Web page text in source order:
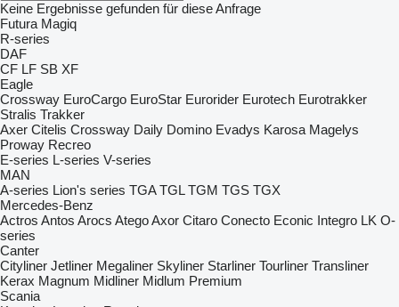
Keine Ergebnisse gefunden für diese Anfrage
Futura Magiq
R-series
DAF
CF LF SB XF
Eagle
Crossway EuroCargo EuroStar Eurorider Eurotech Eurotrakker
Stralis Trakker
Axer Citelis Crossway Daily Domino Evadys Karosa Magelys
Proway Recreo
E-series L-series V-series
MAN
A-series Lion's series TGA TGL TGM TGS TGX
Mercedes-Benz
Actros Antos Arocs AtegoAxor Citaro Conecto Econic Integro LK O-
series
Canter
Cityliner Jetliner Megaliner Skyliner Starliner Tourliner Transliner
Kerax Magnum Midliner Midlum Premium
Scania